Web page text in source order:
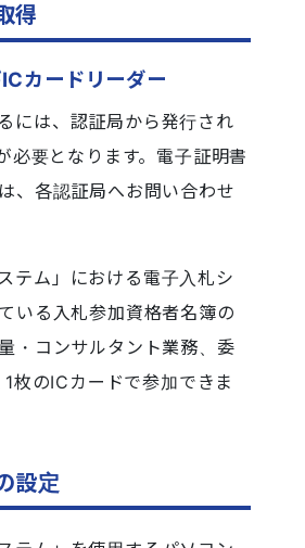
得
カードリーダー
には、認証局から発行され
必要となります。電子証明書
、各認証局へお問い合わせ
テム」における電子入札シ
いる入札参加資格者名簿の
・コンサルタント業務、委
枚のICカードで参加できま
設定